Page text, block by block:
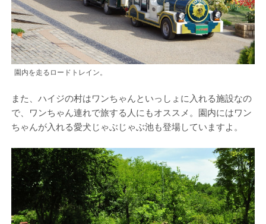
園内を走るロードトレイン。
また、ハイジの村はワンちゃんといっしょに入れる施設なの
で、ワンちゃん連れで旅する人にもオススメ。園内にはワン
ちゃんが入れる愛犬じゃぶじゃぶ池も登場していますよ。